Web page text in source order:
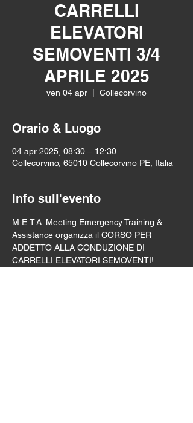
CARRELLI
ELEVATORI
SEMOVENTI 3/4
APRILE 2025
ven 04 apr Collecorvino
Orario & Luogo
04 apr 2025, 08:30 – 12:30
Collecorvino, 65010 Collecorvino PE, Italia
Info sull'evento
M.E.T.A. Meeting Emergency Training &
Assistance organizza il CORSO PER
ADDETTO ALLA CONDUZIONE DI
CARRELLI ELEVATORI SEMOVENTI!